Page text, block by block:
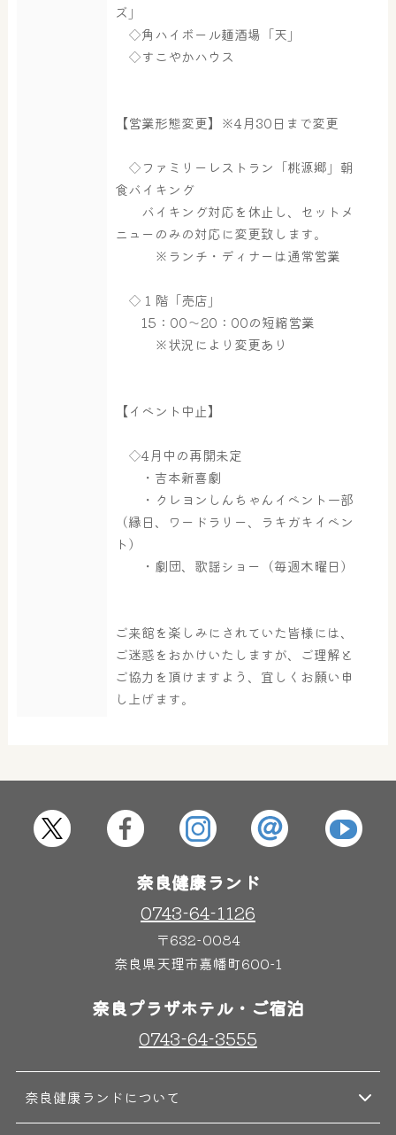
大浴場 サウナ・岩盤浴
屋内レジャープール グルメ
はしゃきっズ
ご宿泊
ズ」
◇角ハイボール麺酒場「天」
◇すこやかハウス
【営業形態変更】※4月30日まで変更
◇ファミリーレストラン「桃源郷」朝
食バイキング
バイキング対応を休止し、セットメ
ニューのみの対応に変更致します。
※ランチ・ディナーは通常営業
◇１階「売店」
15：00～20：00の短縮営業
※状況により変更あり
【イベント中止】
◇4月中の再開未定
・吉本新喜劇
・クレヨンしんちゃんイベント一部
（縁日、ワードラリー、ラキガキイベン
ト）
・劇団、歌謡ショー（毎週木曜日）
ご来館を楽しみにされていた皆様には、
ご迷惑をおかけいたしますが、ご理解と
ご協力を頂けますよう、宜しくお願い申
し上げます。
奈良健康ランド
0743-64-1126
〒632-0084
奈良県天理市嘉幡町600-1
奈良プラザホテル・ご宿泊
0743-64-3555
奈良健康ランドについて